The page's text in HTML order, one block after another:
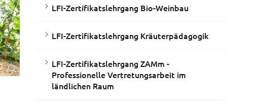
LFI-Zertifikatslehrgang Bio-Weinbau
LFI-Zertifikatslehrgang Kräuterpädagogik
LFI-Zertifikatslehrgang ZAMm -
Professionelle Vertretungsarbeit im
ländlichen Raum